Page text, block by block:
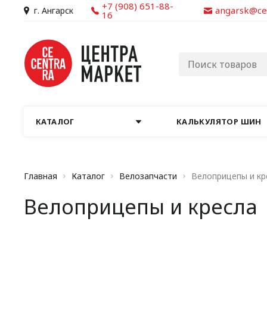
г. Ангарск +7 (908) 651-88-
16
КАТАЛОГ КАЛЬКУЛЯТОР ШИН
Главная Каталог Велозапчасти Велоприцепы и
Велоприцепы и кресла